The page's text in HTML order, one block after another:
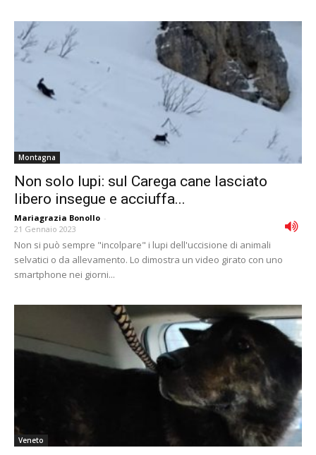
Montagna
Non solo lupi: sul Carega cane lasciato
libero insegue e acciuffa...
Mariagrazia Bonollo -
21 Gennaio 2023
Non si può sempre "incolpare" i lupi dell'uccisione di animali
selvatici o da allevamento. Lo dimostra un video girato con uno
smartphone nei giorni...
Veneto